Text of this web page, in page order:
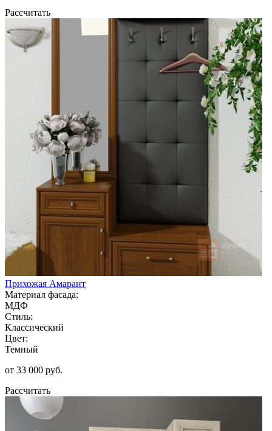
Рассчитать
Прихожая Амарант
Материал фасада:
МДФ
Стиль:
Классический
Цвет:
Темный
от 33 000 руб.
Рассчитать